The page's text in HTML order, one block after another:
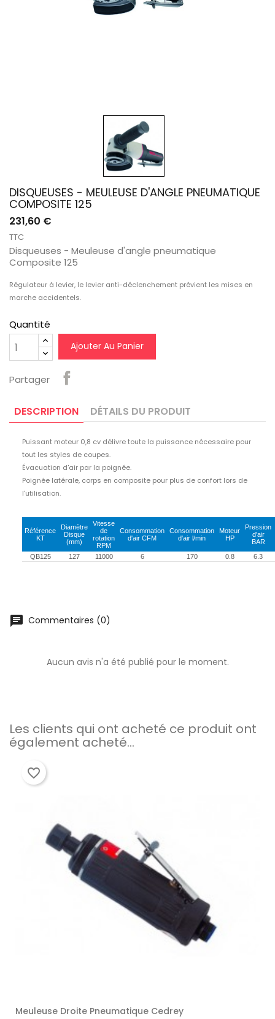
DISQUEUSES - MEULEUSE D'ANGLE PNEUMATIQUE
COMPOSITE 125
231,60 €
TTC
Disqueuses - Meuleuse d'angle pneumatique
Composite 125
Régulateur à levier, le levier anti-déclenchement prévient les mises en
marche accidentels.
Quantité
Ajouter Au Panier
Partager
DESCRIPTION DÉTAILS DU PRODUIT
Puissant moteur 0,8 cv délivre toute la puissance nécessaire pour
tout les styles de coupes.
Évacuation d'air par la poignée.
Poignée latérale, corps en composite pour plus de confort lors de
l'utilisation.
Référence
KT
Diamètre
Disque
(mm)
Vitesse
de
rotation
RPM
Consommation
d'air CFM
Consommation
d'air l/min
Moteur
HP
Pression
d'air
BAR
QB125
127 11000 6 170 0.8 6.3
chat Commentaires (0)
Aucun avis n'a été publié pour le moment.
Les clients qui ont acheté ce produit ont
également acheté...
Meuleuse Droite Pneumatique Cedrey
favorite_border